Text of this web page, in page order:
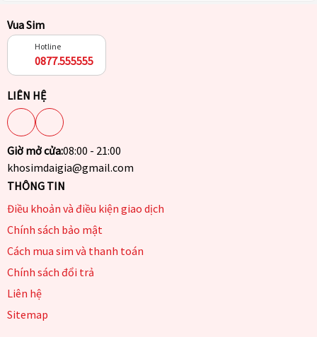
Vua Sim
Hotline
0877.555555
LIÊN HỆ
Giờ mở cửa:08:00 - 21:00
khosimdaigia@gmail.com
THÔNG TIN
Điều khoản và điều kiện giao dịch
Chính sách bảo mật
Cách mua sim và thanh toán
Chính sách đổi trả
Liên hệ
Sitemap